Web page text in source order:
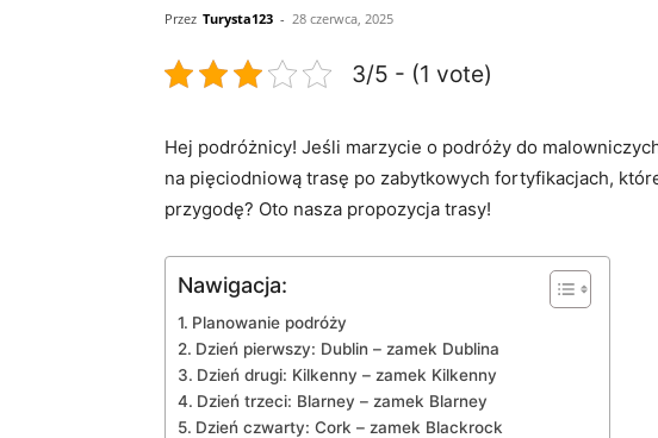
Przez Turysta123 - 28 czerwca, 2025
3/5 - (1 vote)
Hej podróżnicy! Jeśli marzycie o podróży ⁤do
na pięciodniową trasę po ⁣zabytkowych fortyfikacjach,
przygodę? Oto nasza⁣ propozycja trasy!
Nawigacja:
Planowanie podróży
Dzień pierwszy: Dublin – zamek Dublina
Dzień drugi: Kilkenny⁢ – zamek Kilkenny
Dzień ​trzeci: Blarney – zamek Blarney
Dzień czwarty: Cork – zamek Blackrock